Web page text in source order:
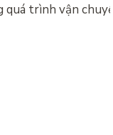
trình vận